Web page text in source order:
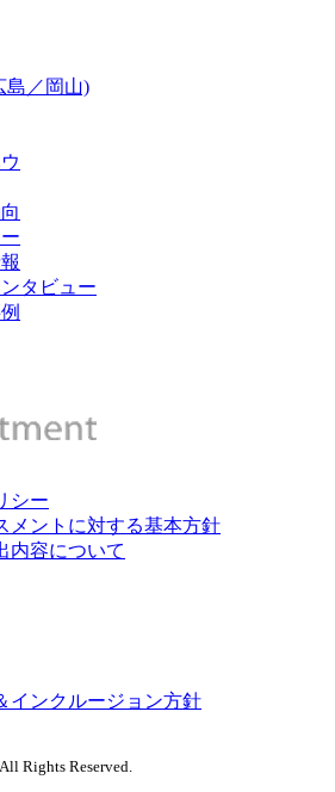
島／岡山)
タビュー
シー
メントに対する基本方針
内容について
インクルージョン方針
Rights Reserved.